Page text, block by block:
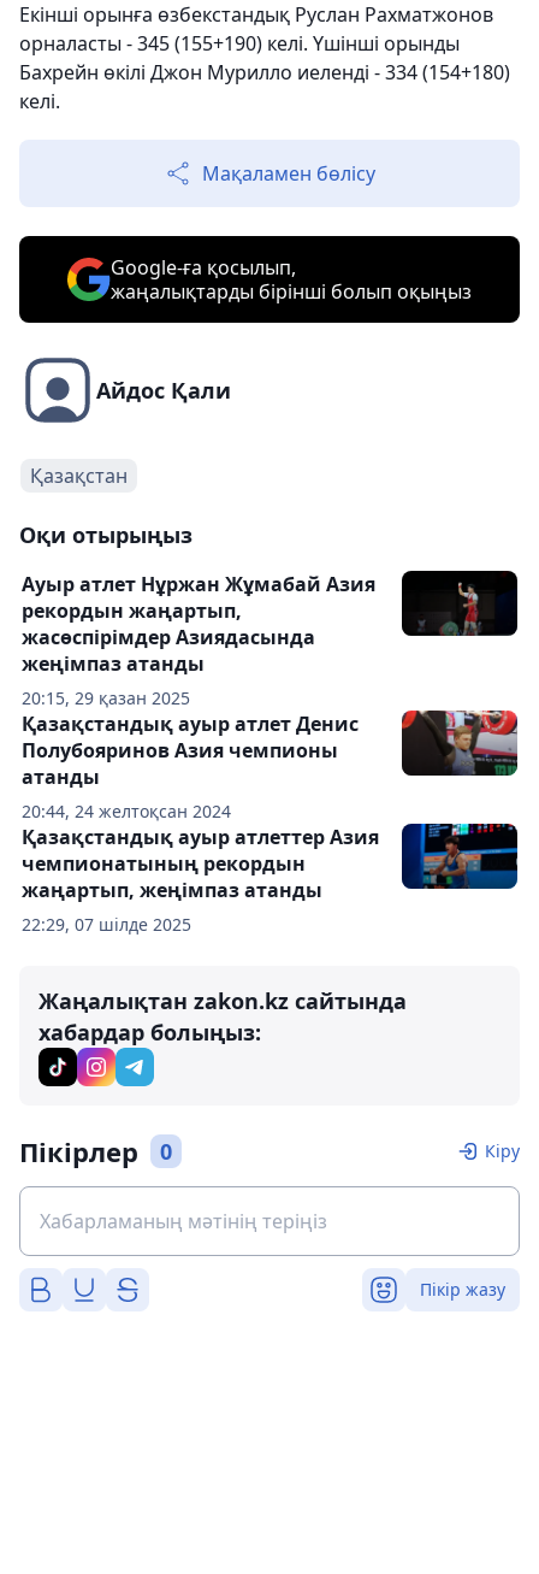
Екінші орынға өзбекстандық Руслан Рахматжонов
орналасты - 345 (155+190) келі. Үшінші орынды
Бахрейн өкілі Джон Мурилло иеленді - 334 (154+180)
келі.
Мақаламен бөлісу
Google-ға қосылып,
жаңалықтарды бірінші болып оқыңыз
Айдос Қали
Қазақстан
Оқи отырыңыз
20:15, 29 қазан 2025
Ауыр атлет Нұржан Жұмабай Азия
рекордын жаңартып,
жасөспірімдер Азиядасында
жеңімпаз атанды
20:44, 24 желтоқсан 2024
Қазақстандық ауыр атлет Денис
Полубояринов Азия чемпионы
атанды
22:29, 07 шілде 2025
Қазақстандық ауыр атлеттер Азия
чемпионатының рекордын
жаңартып, жеңімпаз атанды
Жаңалықтан zakon.kz сайтында
хабардар болыңыз:
Пікірлер 0 Кіру
Пікір жазу